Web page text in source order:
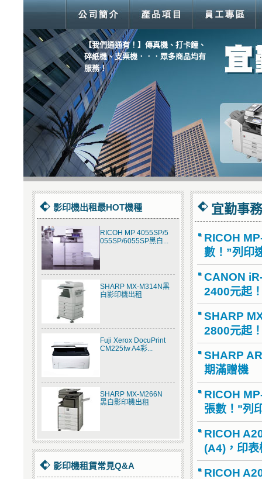
【我們通通有！】傳真機、打卡鐘、
碎紙機、支票機．．．眾多商品均有
服務！
【超優惠價！】Fuji Xerox M355df多
功能複合機 500元起出租，歡迎來電
詢問！
影印機出租最HOT機種
RICOH MP 4055SP/5
055SP/6055SP黑白...
SHARP MX-M314N黑
白影印機出租
Fuji Xerox DocuPrint
CM225fw A4彩...
SHARP MX-M266N
黑白影印機出租
影印機租賃常見Q&A
宜勤事
RICOH
數！”列印
CANON
2400元起
SHARP
2800元起
SHARP
期滿贈機
RICOH
張數！"列
RICOH
(A4)，印
RICOH